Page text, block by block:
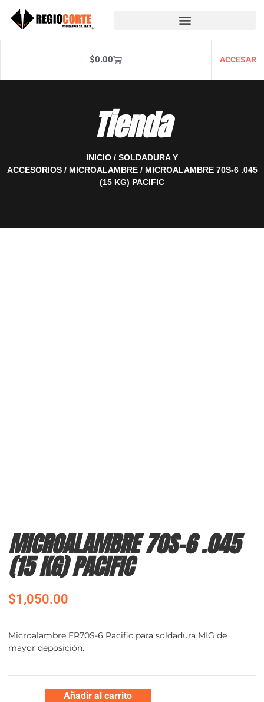
$0.00 ACCESAR
Tienda
INICIO / SOLDADURA Y
ACCESORIOS/ MICROALAMBRE/ MICROALAMBRE 70S-6 .045
(15 KG) PACIFIC
MICROALAMBRE 70S-6 .045
(15 KG) PACIFIC
$1,050.00
Microalambre ER70S-6 Pacific para soldadura MIG de
mayor deposición.
Añadir al carrito